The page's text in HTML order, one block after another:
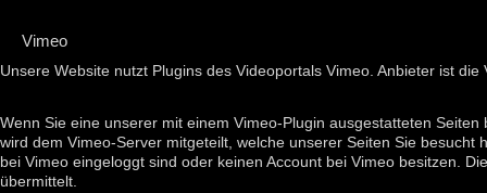
Vimeo
Unsere Website nutzt Plugins des Videoportals Vimeo. Anbieter ist
Wenn Sie eine unserer mit einem Vimeo-Plugin ausgestatteten
wird dem Vimeo-Server mitgeteilt, welche unserer Seiten Sie
bei Vimeo eingeloggt sind oder keinen Account bei Vimeo besitzen.
übermittelt.